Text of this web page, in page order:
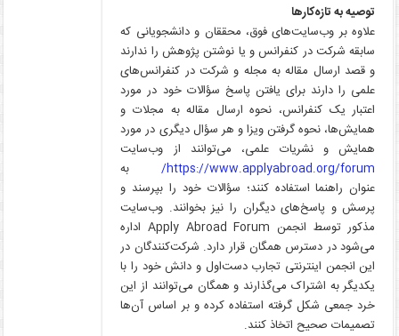
توصیه به تازه‌کارها
علاوه بر وب‌سایت‌های فوق، محققان و دانشجویانی که
سابقه شرکت در کنفرانس و یا نوشتن پژوهش را ندارند
و قصد ارسال مقاله به مجله و شرکت در کنفرانس‌های
علمی را دارند برای یافتن پاسخ سؤالات خود در مورد
اعتبار یک کنفرانس، نحوه ارسال مقاله به مجلات و
همایش‌ها، نحوه گرفتن ویزا و هر سؤال دیگری در مورد
همایش و نشریات علمی، می‌توانند از وب‌سایت
https://www.applyabroad.org/forum/ به‌
عنوان راهنما استفاده کنند؛ سؤالات خود را بپرسند و
پرسش و پاسخ‌های دیگران را نیز بخوانند. وب‌سایت
مذکور توسط انجمن Apply Abroad Forum اداره
می‌شود در دسترس همگان قرار دارد. شرکت‌کنندگان در
این انجمن اینترنتی تجارب دست‌اول و دانش خود را با
یکدیگر به اشتراک می‌گذارند و همگان می‌توانند از این
خرد جمعی شکل گرفته استفاده کرده و بر اساس آن‌ها
تصمیمات صحیح اتخاذ کنند.